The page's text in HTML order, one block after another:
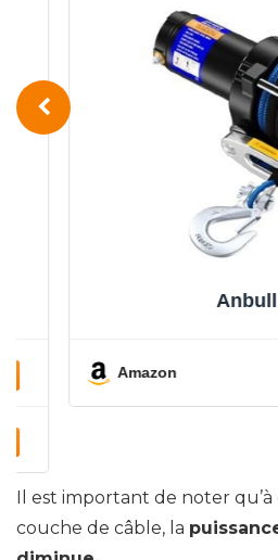
Anbull
Amazon
Il est important de noter
couche de câble, la